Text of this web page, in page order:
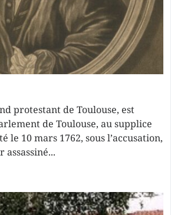
protestant de Toulouse, est
de Toulouse, au supplice
le 10 mars 1762, sous l’accusation,
assassiné...